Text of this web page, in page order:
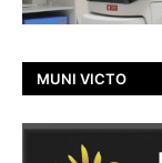
MUNI VICTO